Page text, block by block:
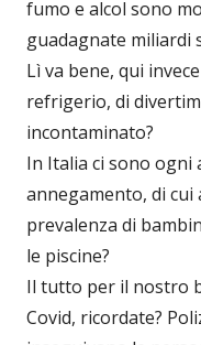
fumo e alcol sono
guadagnate miliardi
Lì va bene, qui
refrigerio, di
incontaminato?
In Italia ci sono
annegamento, di cui
prevalenza di
le piscine?
Il tutto per il nostro
Covid, ricordate?